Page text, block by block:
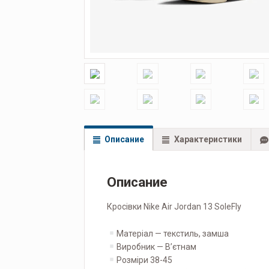
Описание Характеристики
Описание
Кросівки Nike Air Jordan 13 SoleFly
Матеріал — текстиль, замша
Виробник — Вʼєтнам
Розміри 38-45